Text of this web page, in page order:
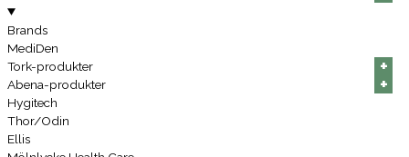
Brands
MediDen
Tork-produkter
+
+
+
Abena-produkter +
+
+
Hygitech
Thor/Odin
Ellis